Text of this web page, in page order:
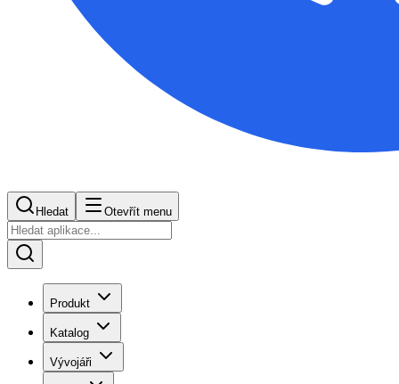
Hledat Otevřít menu
Produkt
Katalog
Vývojáři